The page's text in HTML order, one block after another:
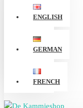
ENGLISH
GERMAN
FRENCH